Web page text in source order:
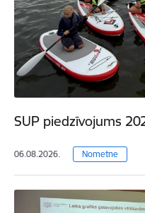
SUP piedzīvojums
06.08.2026. Nometne